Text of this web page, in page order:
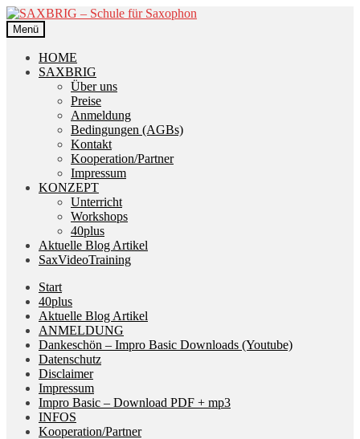
Zur
Navigation
springen
Zum
Inhalt
springen
Menü
HOME
SAXBRIG
Über uns
Preise
Anmeldung
Bedingungen (AGBs)
Kontakt
Kooperation/Partner
Impressum
KONZEPT
Unterricht
Workshops
40plus
Aktuelle Blog Artikel
SaxVideoTraining
Start
40plus
Aktuelle Blog Artikel
ANMELDUNG
Dankeschön – Impro Basic Downloads (Youtube)
Datenschutz
Disclaimer
Impressum
Impro Basic – Download PDF + mp3
INFOS
Kooperation/Partner